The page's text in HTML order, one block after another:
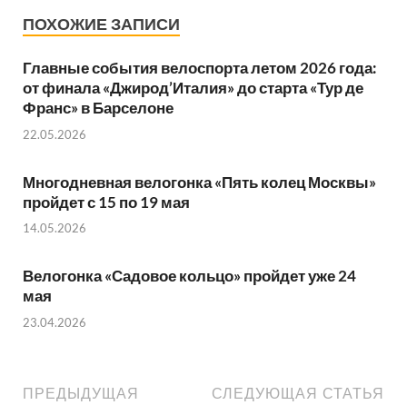
ПОХОЖИЕ ЗАПИСИ
Главные события велоспорта летом 2026 года:
от финала «Джирод’Италия» до старта «Тур де
Франс» в Барселоне
22.05.2026
Многодневная велогонка «Пять колец Москвы»
пройдет с 15 по 19 мая
14.05.2026
Велогонка «Садовое кольцо» пройдет уже 24
мая
23.04.2026
ПРЕДЫДУЩАЯ
СЛЕДУЮЩАЯ СТАТЬЯ